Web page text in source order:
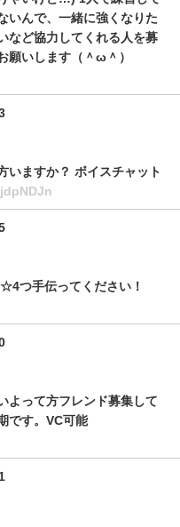
いんで、一緒に強くなりた
など協力してくれる人を募
願いします（＾ω＾）
いますか？ ボイスチャット
つ手伝ってください！
よって方フレンド募集して
です。VC可能